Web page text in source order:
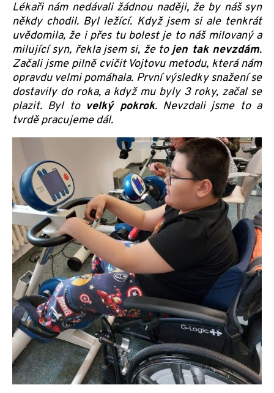
Lékaři nám nedávali žádnou naději, že by náš syn
někdy chodil. Byl ležící. Když jsem si ale tenkrát
uvědomila, že i přes tu bolest je to náš milovaný a
milující syn, řekla jsem si, že tojen tak nevzdám.
Začali jsme pilně cvičit Vojtovu metodu, která nám
opravdu velmi pomáhala. První výsledky snažení se
dostavily do roka, a když mu byly 3 roky, začal se
plazit. Byl to velký pokrok. Nevzdali jsme to a
tvrdě pracujeme dál.